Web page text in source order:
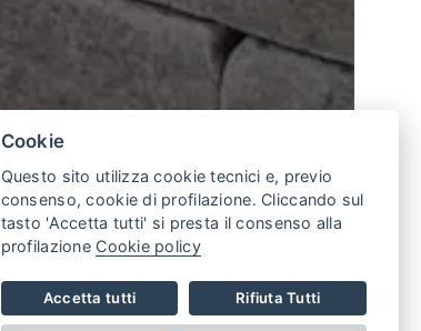
Cookie
Questo sito utilizza cookie tecnici e, previo
consenso, cookie di profilazione. Cliccando sul
tasto 'Accetta tutti' si presta il consenso alla
profilazione Cookie policy
Accetta tutti Rifiuta Tutti